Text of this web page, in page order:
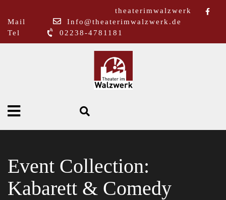
theaterimwalzwerk
Mail
Info@theaterimwalzwerk.de
Tel
02238-4781181
Event Collection:
Kabarett & Comedy